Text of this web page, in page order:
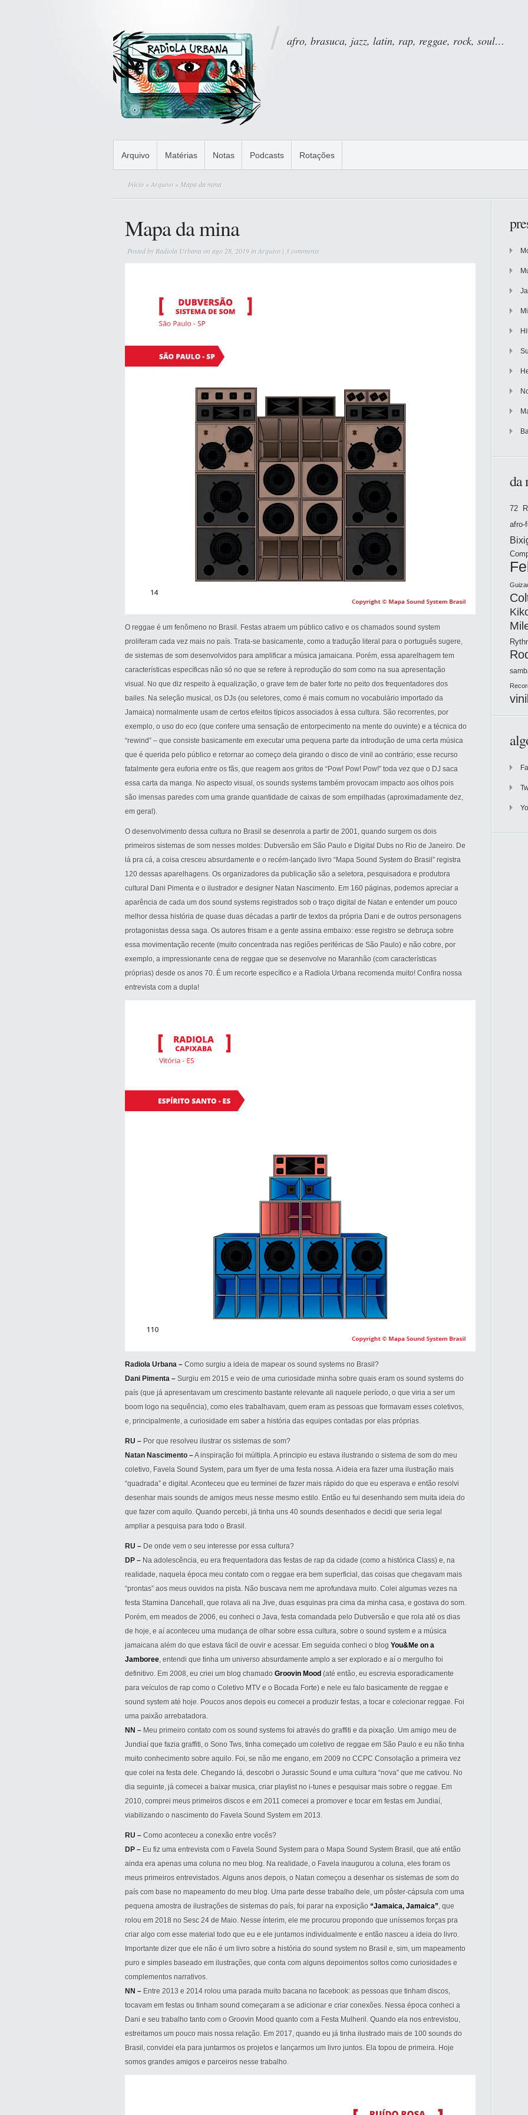
afro, brasuca, jazz, latin, rap, reggae, rock, soul…
Arquivo Matérias Notas Podcasts Rotações
Início »Arquivo » Mapa da mina
Mapa da mina
Posted by Radiola Urbanaon ago 28, 2019 inArquivo | 3 comments
O reggae é um fenômeno no Brasil. Festas atraem um público cativo e os chamados sound system
proliferam cada vez mais no país. Trata-se basicamente, como a tradução literal para o português sugere,
de sistemas de som desenvolvidos para amplificar a música jamaicana. Porém, essa aparelhagem tem
características específicas não só no que se refere à reprodução do som como na sua apresentação
visual. No que diz respeito à equalização, o grave tem de bater forte no peito dos frequentadores dos
bailes. Na seleção musical, os DJs (ou seletores, como é mais comum no vocabulário importado da
Jamaica) normalmente usam de certos efeitos típicos associados à essa cultura. São recorrentes, por
exemplo, o uso do eco (que confere uma sensação de entorpecimento na mente do ouvinte) e a técnica do
“rewind” – que consiste basicamente em executar uma pequena parte da introdução de uma certa música
que é querida pelo público e retornar ao começo dela girando o disco de vinil ao contrário; esse recurso
fatalmente gera euforia entre os fãs, que reagem aos gritos de “Pow! Pow! Pow!” toda vez que o DJ saca
essa carta da manga. No aspecto visual, os sounds systems também provocam impacto aos olhos pois
são imensas paredes com uma grande quantidade de caixas de som empilhadas (aproximadamente dez,
em geral).
O desenvolvimento dessa cultura no Brasil se desenrola a partir de 2001, quando surgem os dois
primeiros sistemas de som nesses moldes: Dubversão em São Paulo e Digital Dubs no Rio de Janeiro. De
lá pra cá, a coisa cresceu absurdamente e o recém-lançado livro “Mapa Sound System do Brasil” registra
120 dessas aparelhagens. Os organizadores da publicação são a seletora, pesquisadora e produtora
cultural Dani Pimenta e o ilustrador e designer Natan Nascimento. Em 160 páginas, podemos apreciar a
aparência de cada um dos sound systems registrados sob o traço digital de Natan e entender um pouco
melhor dessa história de quase duas décadas a partir de textos da própria Dani e de outros personagens
protagonistas dessa saga. Os autores frisam e a gente assina embaixo: esse registro se debruça sobre
essa movimentação recente (muito concentrada nas regiões periféricas de São Paulo) e não cobre, por
exemplo, a impressionante cena de reggae que se desenvolve no Maranhão (com características
próprias) desde os anos 70. É um recorte específico e a Radiola Urbana recomenda muito! Confira nossa
entrevista com a dupla!
Radiola Urbana – Como surgiu a ideia de mapear os sound systems no Brasil?
Dani Pimenta – Surgiu em 2015 e veio de uma curiosidade minha sobre quais eram os sound systems do
país (que já apresentavam um crescimento bastante relevante ali naquele período, o que viria a ser um
boom logo na sequência), como eles trabalhavam, quem eram as pessoas que formavam esses coletivos,
e, principalmente, a curiosidade em saber a história das equipes contadas por elas próprias.
RU – Por que resolveu ilustrar os sistemas de som?
Natan Nascimento –A inspiração foi múltipla. A principio eu estava ilustrando o sistema de som do meu
coletivo, Favela Sound System, para um flyer de uma festa nossa. A ideia era fazer uma ilustração mais
“quadrada” e digital. Aconteceu que eu terminei de fazer mais rápido do que eu esperava e então resolvi
desenhar mais sounds de amigos meus nesse mesmo estilo. Então eu fui desenhando sem muita ideia do
que fazer com aquilo. Quando percebi, já tinha uns 40 sounds desenhados e decidi que seria legal
ampliar a pesquisa para todo o Brasil.
RU – De onde vem o seu interesse por essa cultura?
DP – Na adolescência, eu era frequentadora das festas de rap da cidade (como a histórica Class) e, na
realidade, naquela época meu contato com o reggae era bem superficial, das coisas que chegavam mais
“prontas” aos meus ouvidos na pista. Não buscava nem me aprofundava muito. Colei algumas vezes na
festa Stamina Dancehall, que rolava ali na Jive, duas esquinas pra cima da minha casa, e gostava do som.
Porém, em meados de 2006, eu conheci o Java, festa comandada pelo Dubversão e que rola até os dias
de hoje, e aí aconteceu uma mudança de olhar sobre essa cultura, sobre o sound system e a música
jamaicana além do que estava fácil de ouvir e acessar. Em seguida conheci o blog You&Me on a
Jamboree, entendi que tinha um universo absurdamente amplo a ser explorado e aí o mergulho foi
definitivo. Em 2008, eu criei um blog chamado Groovin Mood (até então, eu escrevia esporadicamente
para veículos de rap como o Coletivo MTV e o Bocada Forte) e nele eu falo basicamente de reggae e
sound system até hoje. Poucos anos depois eu comecei a produzir festas, a tocar e colecionar reggae. Foi
uma paixão arrebatadora.
NN – Meu primeiro contato com os sound systems foi através do graffiti e da pixação. Um amigo meu de
Jundiaí que fazia graffiti, o Sono Tws, tinha começado um coletivo de reggae em São Paulo e eu não tinha
muito conhecimento sobre aquilo. Foi, se não me engano, em 2009 no CCPC Consolação a primeira vez
que colei na festa dele. Chegando lá, descobri o Jurassic Sound e uma cultura “nova” que me cativou. No
dia seguinte, já comecei a baixar musica, criar playlist no i-tunes e pesquisar mais sobre o reggae. Em
2010, comprei meus primeiros discos e em 2011 comecei a promover e tocar em festas em Jundiaí,
viabilizando o nascimento do Favela Sound System em 2013.
RU – Como aconteceu a conexão entre vocês?
DP – Eu fiz uma entrevista com o Favela Sound System para o Mapa Sound System Brasil, que até então
ainda era apenas uma coluna no meu blog. Na realidade, o Favela inaugurou a coluna, eles foram os
meus primeiros entrevistados. Alguns anos depois, o Natan começou a desenhar os sistemas de som do
país com base no mapeamento do meu blog. Uma parte desse trabalho dele, um pôster-cápsula com uma
pequena amostra de ilustrações de sistemas do país, foi parar na exposição “Jamaica, Jamaica”, que
rolou em 2018 no Sesc 24 de Maio. Nesse ínterim, ele me procurou propondo que uníssemos forças pra
criar algo com esse material todo que eu e ele juntamos individualmente e então nasceu a ideia do livro.
Importante dizer que ele não é um livro sobre a história do sound system no Brasil e, sim, um mapeamento
puro e simples baseado em ilustrações, que conta com alguns depoimentos soltos como curiosidades e
complementos narrativos.
NN – Entre 2013 e 2014 rolou uma parada muito bacana no facebook: as pessoas que tinham discos,
tocavam em festas ou tinham sound começaram a se adicionar e criar conexões. Nessa época conheci a
Dani e seu trabalho tanto com o Groovin Mood quanto com a Festa Mulheril. Quando ela nos entrevistou,
estreitamos um pouco mais nossa relação. Em 2017, quando eu já tinha ilustrado mais de 100 sounds do
Brasil, convidei ela para juntarmos os projetos e lançarmos um livro juntos. Ela topou de primeira. Hoje
somos grandes amigos e parceiros nesse trabalho.
da
72
afro-
vinil